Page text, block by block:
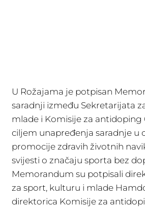
U Rožajama je potpisan
saradnji između Sekretarijata
mlade i Komisije za antidoping
ciljem unapređenja saradnje u
promocije zdravih životnih
svijesti o značaju sporta bez
Memorandum su potpisali
za sport, kulturu i mlade
direktorica Komisije za